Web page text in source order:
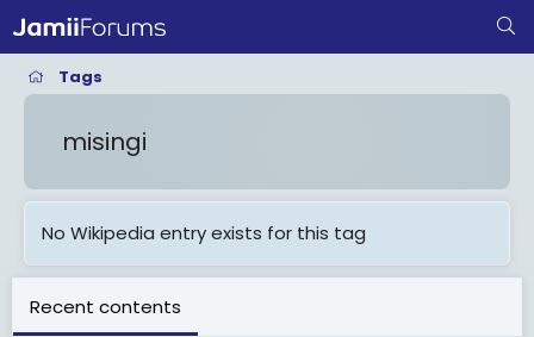
Tags
misingi
No Wikipedia entry exists for this tag
Recent contents